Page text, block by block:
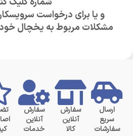
و یا برای درخواست
مشکلات مربوط به یخچال
ارسال
سریع
سفارشات
سفارش
آنلاین
کالا
سفارش
آنلاین
خدمات